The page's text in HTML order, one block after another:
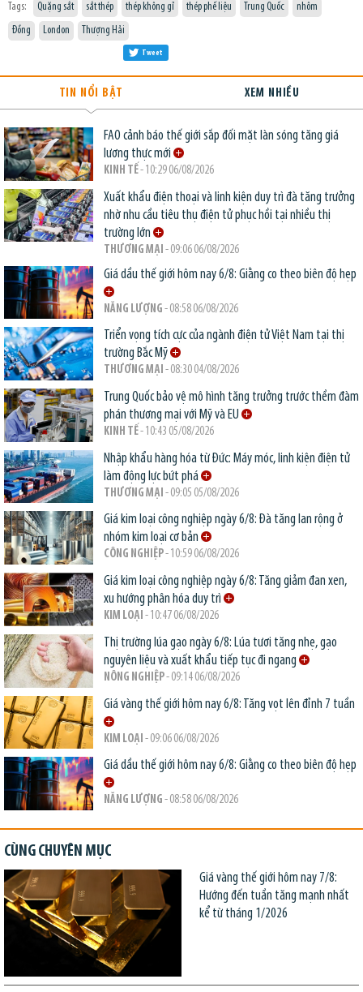
Tags: Quặng sắt sắt thép thép không gỉ thép phế liệu Trung Quốc
nhôm
Đồng
London Thượng Hải
Tweet
TIN NỔI BẬT XEM NHIỀU
FAO cảnh báo thế giới sắp đối mặt làn sóng tăng giá
lương thực mới
KINH TẾ- 10:29 06/08/2026
Xuất khẩu điện thoại và linh kiện duy trì đà tăng trưởng
nhờ nhu cầu tiêu thụ điện tử phục hồi tại nhiều thị
trường lớn
THƯƠNG MẠI - 09:06 06/08/2026
Giá dầu thế giới hôm nay 6/8: Giằng co theo biên độ hẹp
NĂNG LƯỢNG - 08:58 06/08/2026
Triển vọng tích cực của ngành điện tử Việt Nam tại thị
trường Bắc Mỹ
THƯƠNG MẠI - 08:30 04/08/2026
Trung Quốc bảo vệ mô hình tăng trưởng trước thềm đàm
phán thương mại với Mỹ và EU
KINH TẾ- 10:43 05/08/2026
Nhập khẩu hàng hóa từ Đức: Máy móc, linh kiện điện tử
làm động lực bứt phá
THƯƠNG MẠI - 09:05 05/08/2026
Giá kim loại công nghiệp ngày 6/8: Đà tăng lan rộng ở
nhóm kim loại cơ bản
CÔNG NGHIỆP- 10:59 06/08/2026
Giá kim loại công nghiệp ngày 6/8: Tăng giảm đan xen,
xu hướng phân hóa duy trì
KIM LOẠI - 10:47 06/08/2026
Thị trường lúa gạo ngày 6/8: Lúa tươi tăng nhẹ, gạo
nguyên liệu và xuất khẩu tiếp tục đi ngang
NÔNG NGHIỆP- 09:14 06/08/2026
Giá vàng thế giới hôm nay 6/8: Tăng vọt lên đỉnh 7 tuần
KIM LOẠI - 09:06 06/08/2026
Giá dầu thế giới hôm nay 6/8: Giằng co theo biên độ hẹp
NĂNG LƯỢNG - 08:58 06/08/2026
CÙNG CHUYÊN MỤC
Giá vàng thế giới hôm nay 7/8:
Hướng đến tuần tăng mạnh nhất
kể từ tháng 1/2026